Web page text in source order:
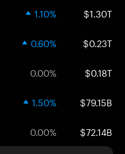
1.10% $1.30T
0.60% $0.23T
0.00% $0.18T
1.50% $79.15B
0.00% $72.14B